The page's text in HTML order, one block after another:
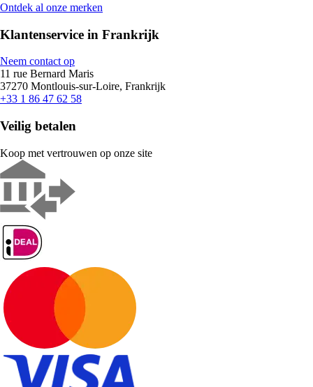
Ontdek al onze merken
Klantenservice in Frankrijk
Neem contact op
11 rue Bernard Maris
37270 Montlouis-sur-Loire, Frankrijk
+33 1 86 47 62 58
Veilig betalen
Koop met vertrouwen op onze site